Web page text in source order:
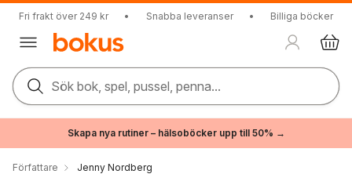
Fri frakt över 249 kr • Snabba leveranser • Billiga böcker
Sök bok, spel, pussel, penna...
Skapa nya rutiner – hälsoböcker upp till 50% →
Författare Jenny Nordberg